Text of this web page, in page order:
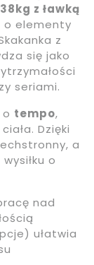
z ławką
o elementy
z
się jako
seriami.
tempo,
Dzięki
a
o
nad
ułatwia